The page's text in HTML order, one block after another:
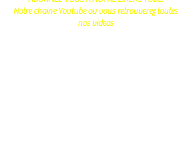
Notre chaine Youtube ou vous retrouverez toutes
nos videos